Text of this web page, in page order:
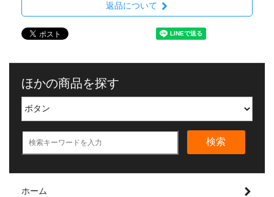
返品について
ほかの商品を探す
検索
ホーム